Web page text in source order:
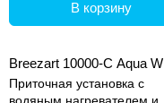
В корзину
Breezart 10000-C Aqua W
Приточная установка с
водяным нагревателем и